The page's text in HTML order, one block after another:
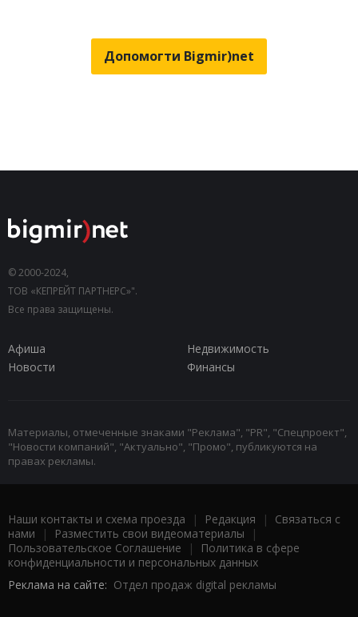
Допомогти Bigmir)net
© 2000-2024,
ТОВ «КЕПРЕЙТ ПАРТНЕРС»".
Все права защищены.
Афиша
Недвижимость
Новости
Финансы
Материалы, отмеченные знаками "Реклама", "PR", "Спецпроект",
"Новости компаний", "Актуально", "Промо", публикуются на
правах рекламы.
Наши контакты и схема проезда | Редакция | Связаться с
нами | Разместить свои видеоматериалы |
Пользовательское Соглашение |
Политика в сфере
конфиденциальности и персональных данных
Реклама на сайте: Отдел продаж digital рекламы